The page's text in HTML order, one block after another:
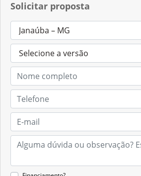
Solicitar proposta